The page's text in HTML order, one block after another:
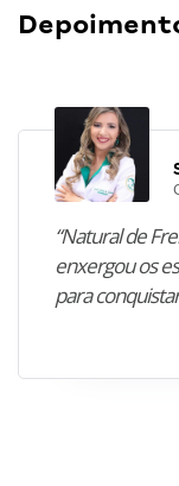
“Natural de
enxergou os
para